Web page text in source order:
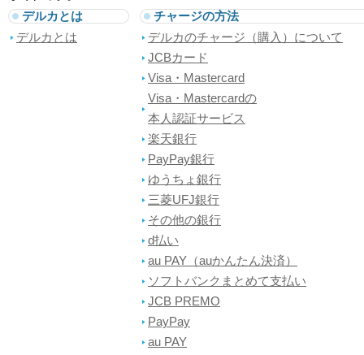
デルカとは
デルカとは
チャージの方法
デルカのチャージ（購入）について
JCBカード
Visa・Mastercard
Visa・Mastercardの
本人認証サービス
楽天銀行
PayPay銀行
ゆうちょ銀行
三菱UFJ銀行
その他の銀行
d払い
au PAY（auかんたん決済）
ソフトバンクまとめて支払い
JCB PREMO
PayPay
au PAY